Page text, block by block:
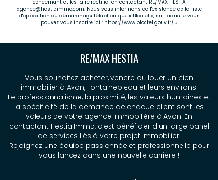
concernant et les faire rectifier en contactant RE/MAX HESTIA
agence@hestiaimmo.com. Nous vous informons de l'existence de la liste
d'opposition au démarchage téléphonique « Bloctel », sur laquelle vous
pouvez vous inscrire ici : https://www.bloctel.gouv.fr/ »
RE/MAX HESTIA
Vous souhaitez acheter, vendre ou louer un bien
immobilier à Avon, Fontainebleau et leurs environs.
Le professionnalisme, la proximité, les valeurs humaines et
la spécificité de la demande de chaque client sont les
valeurs de votre agence immobilière à Avon. En
contactant Hestia Immo, c'est bénéficier d'un large panel
de services liés à votre projet immobilier.
Rejoignez une équipe passionnée et professionnelle pour
vous lancez dans une nouvelle carrière !